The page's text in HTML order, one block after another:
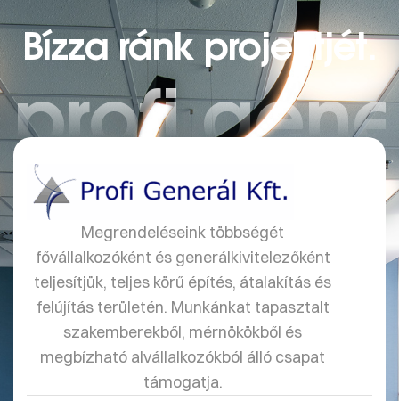
Bízza ránk projektjét.
profi
Megrendeléseink többségét
fővállalkozóként és generálkivitelezőként
teljesítjük, teljes körű építés, átalakítás és
felújítás területén. Munkánkat tapasztalt
szakemberekből, mérnökökből és
megbízható alvállalkozókból álló csapat
támogatja.